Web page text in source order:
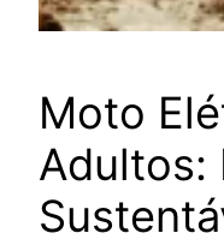
Moto
Adultos: